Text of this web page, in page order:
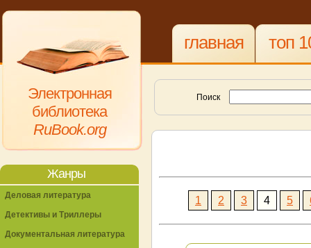
Электронная
библиотека
RuBook.org
главная топ
Поиск
1 2 3 4 5
Жанры
Деловая литература
Детективы и Триллеры
Документальная литература